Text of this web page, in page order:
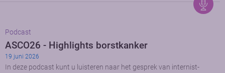
Podcast
ASCO26 - Highlights borstkanker
19 juni 2026
In deze podcast kunt u luisteren naar het gesprek van internist-